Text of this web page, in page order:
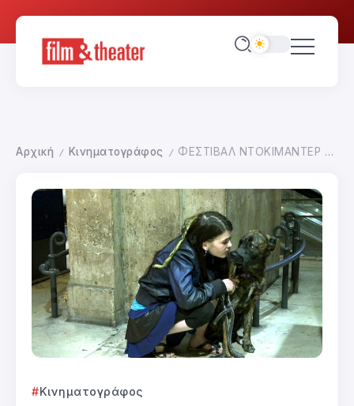
Αρχική / Κινηματογράφος / ΦΕΣΤΙΒΑΛ ΝΤΟΚΙΜΑΝΤΕΡ ΘΕΣΣΑΛΟΝΙΚΗΣ 2014 Α ΕΙΣΑΓΩΓΗ
Κινηματογράφος